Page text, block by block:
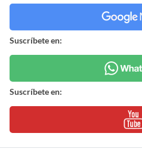
Suscríbete en:
Suscríbete en: